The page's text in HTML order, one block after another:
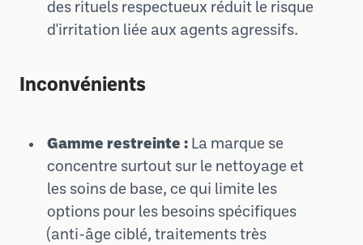
des rituels respectueux réduit le risque
d'irritation liée aux agents agressifs.
Inconvénients
Gamme restreinte : La marque se
concentre surtout sur le nettoyage et
les soins de base, ce qui limite les
options pour les besoins spécifiques
(anti-âge ciblé, traitements très